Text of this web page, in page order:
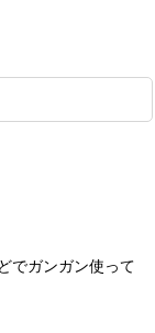
でガンガン使って